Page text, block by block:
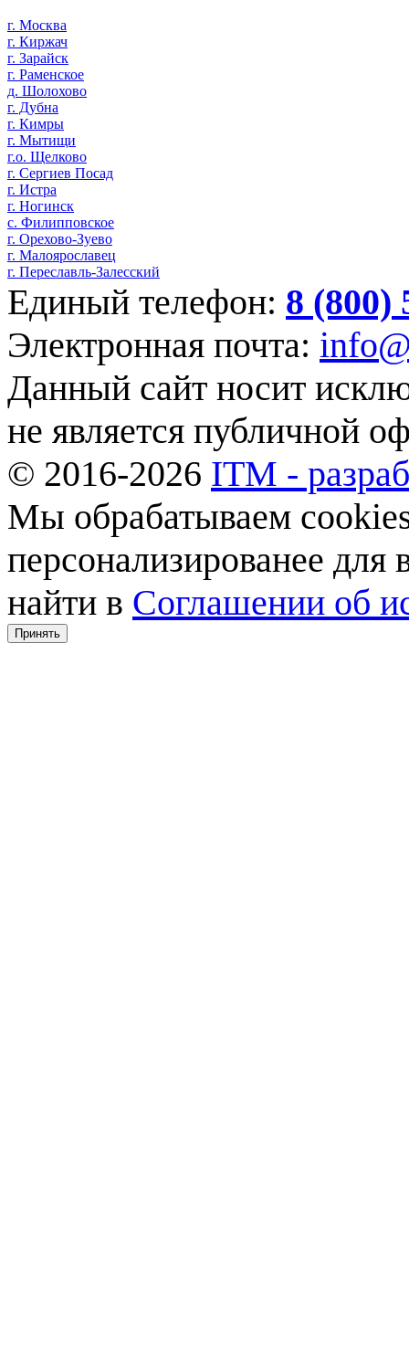
г. Москва
г. Киржач
г. Зарайск
г. Раменское
д. Шолохово
г. Дубна
г. Кимры
г. Мытищи
г.о. Щелково
г. Сергиев Посад
г. Истра
г. Ногинск
с. Филипповское
г. Орехово-Зуево
г. Малоярославец
г. Переславль-Залесский
Единый телефон: 8 (800)
Электронная почта:
Данный сайт носит
не является публичной
© 2016-2026 ITM -
Мы обрабатываем
персонализированее
найти в Соглашении об
Принять